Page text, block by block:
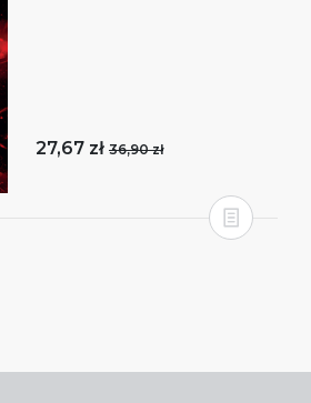
27,67 zł 36,90 zł